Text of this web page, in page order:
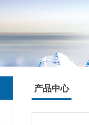
产品中心